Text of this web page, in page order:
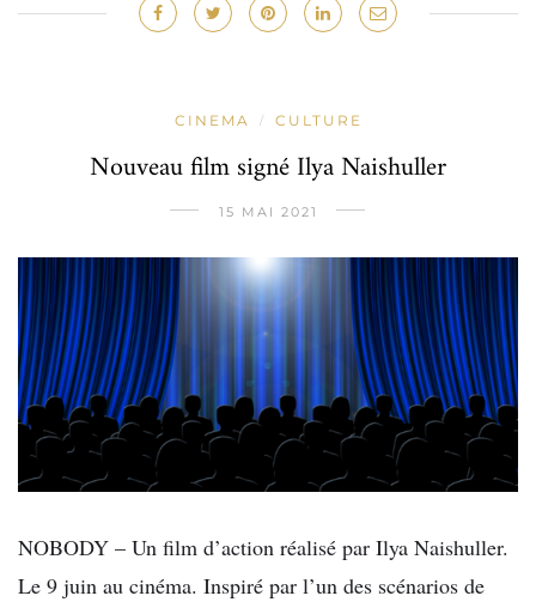
CINEMA / CULTURE
Nouveau film signé Ilya Naishuller
15 MAI 2021
NOBODY – Un film d’action réalisé par Ilya Naishuller.
Le 9 juin au cinéma. Inspiré par l’un des scénarios de